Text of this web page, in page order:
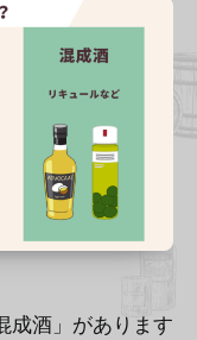
成酒」があります